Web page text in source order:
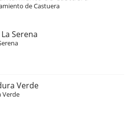
de Castuera
Serena
Verde
Verde